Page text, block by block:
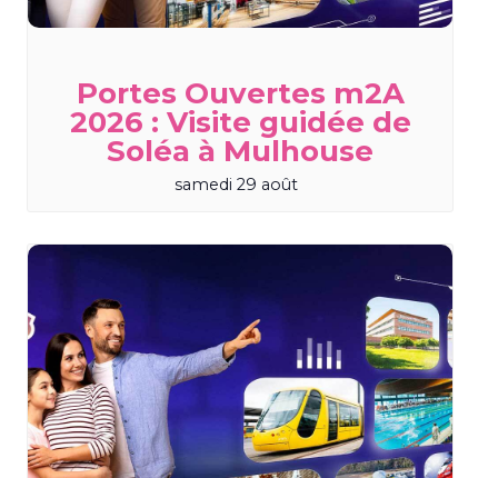
Portes Ouvertes m2A
2026 : Visite guidée de
Soléa à Mulhouse
samedi 29 août